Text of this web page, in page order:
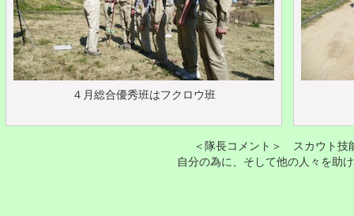
４月総合優秀班はフクロウ班
＜隊長コメント＞ スカウト技
自分の為に、そして他の人々を助